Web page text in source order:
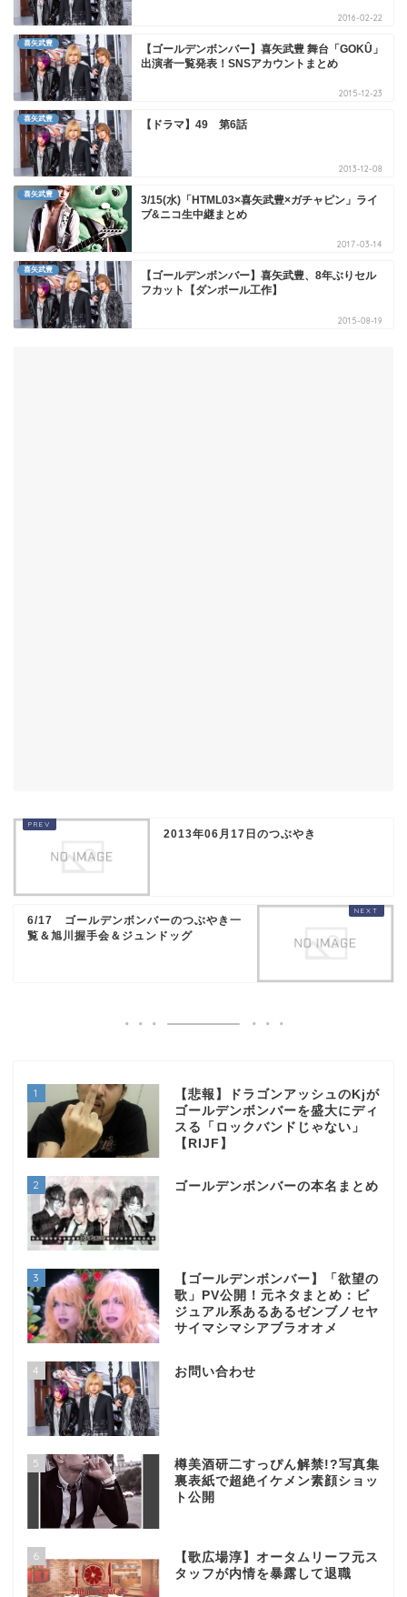
2016-02-22
喜矢武豊
【ゴールデンボンバー】喜矢武豊 舞台「GOKÛ」
出演者一覧発表！SNSアカウントまとめ
2015-12-23
喜矢武豊 【ドラマ】49 第6話
2013-12-08
喜矢武豊
3/15(水)「HTML03×喜矢武豊×ガチャピン」ライ
ブ&ニコ生中継まとめ
2017-03-14
喜矢武豊
【ゴールデンボンバー】喜矢武豊、8年ぶりセル
フカット【ダンボール工作】
2015-08-19
2013年06月17日のつぶやき
6/17 ゴールデンボンバーのつぶやき一
覧＆旭川握手会＆ジュンドッグ
1
【悲報】ドラゴンアッシュのKjが
ゴールデンボンバーを盛大にディ
スる「ロックバンドじゃない」
【RIJF】
2 ゴールデンボンバーの本名まとめ
3
【ゴールデンボンバー】「欲望の
歌」PV公開！元ネタまとめ：ビ
ジュアル系あるあるゼンブノセヤ
サイマシマシアブラオオメ
4 お問い合わせ
5
樽美酒研二すっぴん解禁!?写真集
裏表紙で超絶イケメン素顔ショッ
ト公開
6
【歌広場淳】オータムリーフ元ス
タッフが内情を暴露して退職